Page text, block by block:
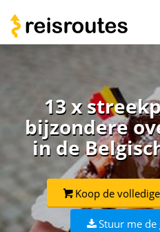
13 x
bijzondere
in de
Koop de
Stuur me de